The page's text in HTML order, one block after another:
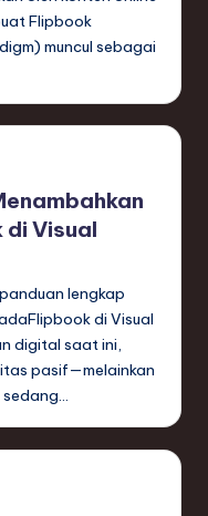
Flipbook
muncul sebagai
Visual
lengkap
di Visual
digital saat ini,
pasif—melainkan